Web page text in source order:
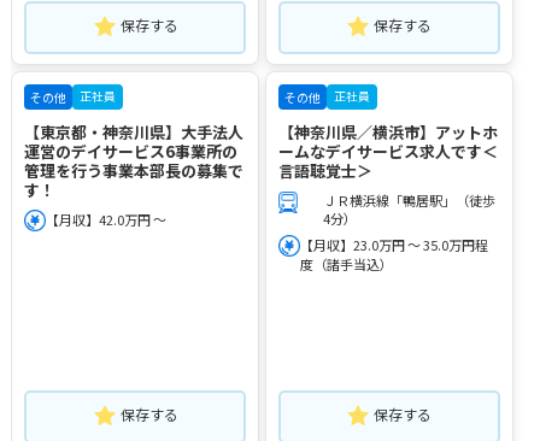
保存する 保存する
その他 正社員
【東京都・神奈川県】大手法人
運営のデイサービス6事業所の
管理を行う事業本部長の募集で
す！
【月収】42.0万円 ～
保存する
その他 正社員
【神奈川県／横浜市】アットホ
ームなデイサービス求人です＜
言語聴覚士＞
ＪＲ横浜線「鴨居駅」（徒歩
4分）
【月収】23.0万円 ～ 35.0万円程
度（諸手当込）
保存する